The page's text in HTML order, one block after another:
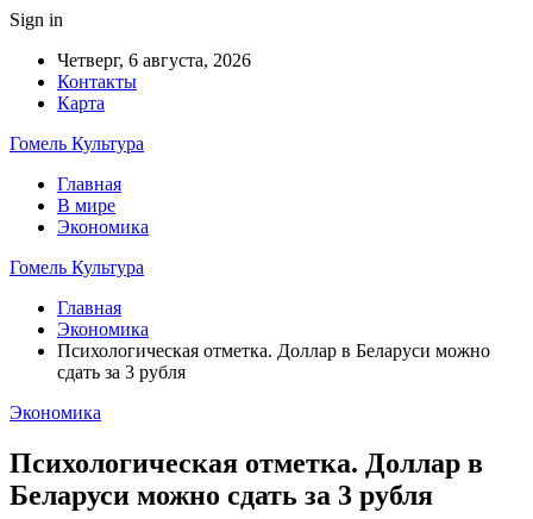
Sign in
Четверг, 6 августа, 2026
Контакты
Карта
Гомель Культура
Главная
В мире
Экономика
Гомель Культура
Главная
Экономика
Психологическая отметка. Доллар в Беларуси можно
сдать за 3 рубля
Экономика
Психологическая отметка. Доллар в
Беларуси можно сдать за 3 рубля